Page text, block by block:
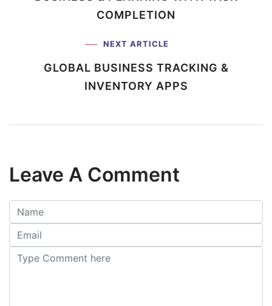
COMPLETION
NEXT ARTICLE
GLOBAL BUSINESS TRACKING &
INVENTORY APPS
Leave A Comment